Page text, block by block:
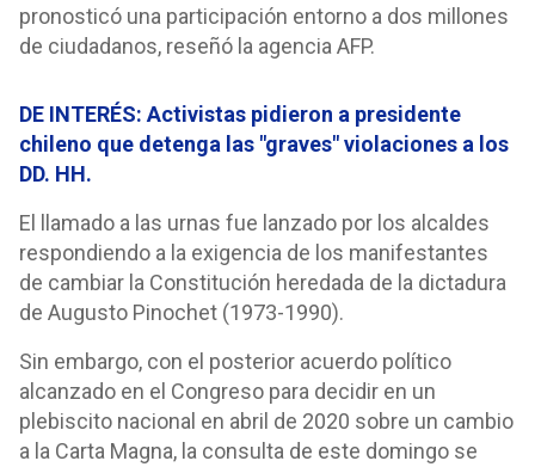
pronosticó una participación entorno a dos millones
de ciudadanos, reseñó la agencia AFP.
DE INTERÉS: Activistas pidieron a presidente
chileno que detenga las "graves" violaciones a los
DD. HH.
El llamado a las urnas fue lanzado por los alcaldes
respondiendo a la exigencia de los manifestantes
de cambiar la Constitución heredada de la dictadura
de Augusto Pinochet (1973-1990).
Sin embargo, con el posterior acuerdo político
alcanzado en el Congreso para decidir en un
plebiscito nacional en abril de 2020 sobre un cambio
a la Carta Magna, la consulta de este domingo se